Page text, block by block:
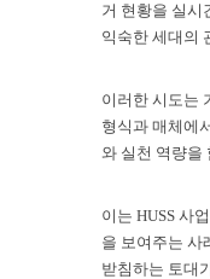
거 현황을 실시
익숙한 세대의
이러한 시도는
형식과 매체에
와 실천 역량을
이는 HUSS 사
을 보여주는 사
받침하는 토대